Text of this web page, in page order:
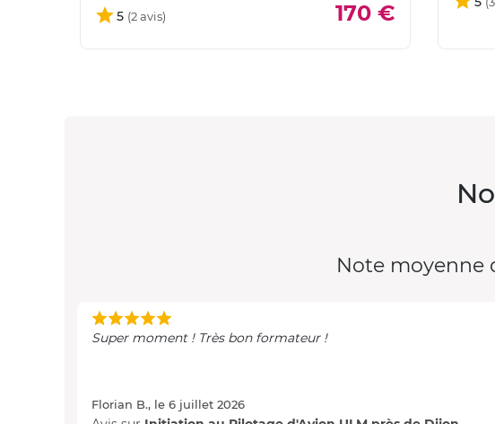
5 170 €
Note moyenne
Super moment ! Très bon formateur !
Florian B., le 6 juillet 2026